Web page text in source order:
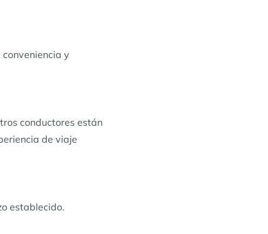
y
conductores están
de viaje
establecido.